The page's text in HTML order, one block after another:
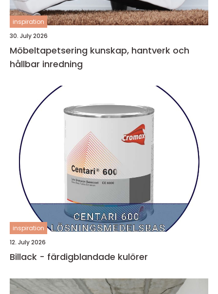
inspiration
30. July 2026
Möbeltapetsering kunskap, hantverk och
hållbar inredning
inspiration
12. July 2026
Billack - färdigblandade kulörer